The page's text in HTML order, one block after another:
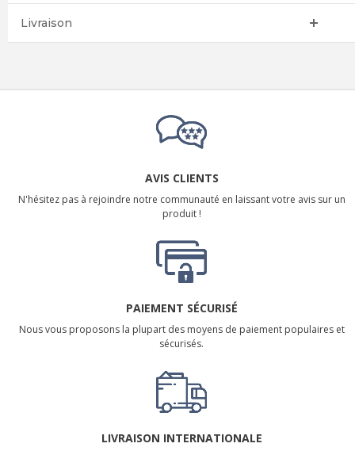
Livraison
AVIS CLIENTS
N'hésitez pas à rejoindre notre communauté en laissant votre avis sur un
produit !
PAIEMENT SÉCURISÉ
Nous vous proposons la plupart des moyens de paiement populaires et
sécurisés.
LIVRAISON INTERNATIONALE